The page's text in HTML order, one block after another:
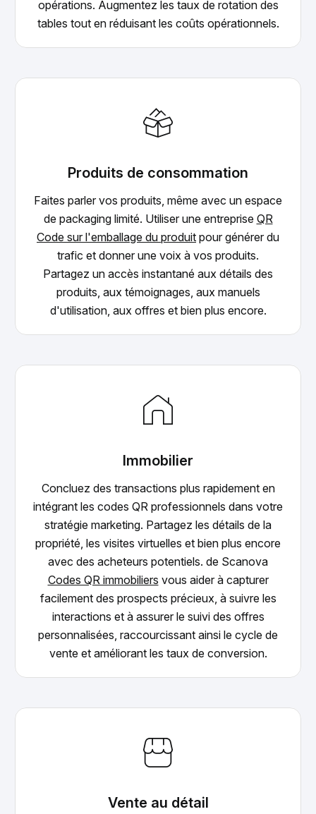
opérations. Augmentez les taux de rotation des
tables tout en réduisant les coûts opérationnels.
Produits de consommation
Faites parler vos produits, même avec un espace
de packaging limité. Utiliser une entreprise QR
Code sur l'emballage du produit pour générer du
trafic et donner une voix à vos produits.
Partagez un accès instantané aux détails des
produits, aux témoignages, aux manuels
d'utilisation, aux offres et bien plus encore.
Immobilier
Concluez des transactions plus rapidement en
intégrant les codes QR professionnels dans votre
stratégie marketing. Partagez les détails de la
propriété, les visites virtuelles et bien plus encore
avec des acheteurs potentiels. de Scanova
Codes QR immobiliers vous aider à capturer
facilement des prospects précieux, à suivre les
interactions et à assurer le suivi des offres
personnalisées, raccourcissant ainsi le cycle de
vente et améliorant les taux de conversion.
Vente au détail